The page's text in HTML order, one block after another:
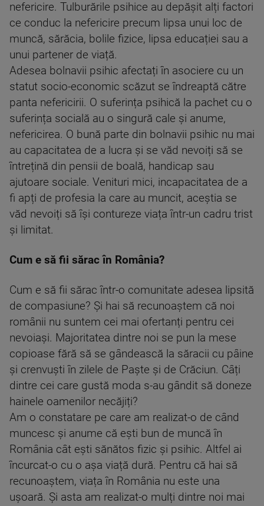
nefericire. Tulburările psihice au depășit alți factori
ce conduc la nefericire precum lipsa unui loc de
muncă, sărăcia, bolile fizice, lipsa educației sau a
unui partener de viață.
Adesea bolnavii psihic afectați în asociere cu un
statut socio-economic scăzut se îndreaptă către
panta nefericirii. O suferința psihică la pachet cu o
suferința socială au o singură cale și anume,
nefericirea. O bună parte din bolnavii psihic nu mai
au capacitatea de a lucra și se văd nevoiți să se
întrețină din pensii de boală, handicap sau
ajutoare sociale. Venituri mici, incapacitatea de a
fi apți de profesia la care au muncit, aceștia se
văd nevoiți să își contureze viața într-un cadru trist
și limitat.
Cum e să fii sărac în România?
Cum e să fii sărac într-o comunitate adesea lipsită
de compasiune? Și hai să recunoaștem că noi
românii nu suntem cei mai ofertanți pentru cei
nevoiași. Majoritatea dintre noi se pun la mese
copioase fără să se gândească la săracii cu pâine
și crenvuști în zilele de Paște și de Crăciun. Câți
dintre cei care gustă moda s-au gândit să doneze
hainele oamenilor necăjiți?
Am o constatare pe care am realizat-o de când
muncesc și anume că ești bun de muncă în
România cât ești sănătos fizic și psihic. Altfel ai
încurcat-o cu o așa viață dură. Pentru că hai să
recunoaștem, viața în România nu este una
ușoară. Și asta am realizat-o mulți dintre noi mai